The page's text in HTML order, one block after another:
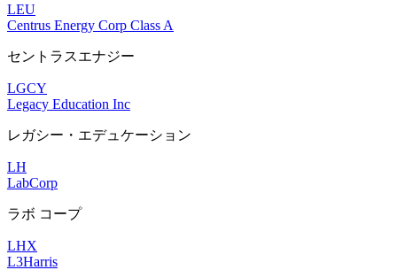
LEU
Centrus Energy Corp Class A
セントラスエナジー
LGCY
Legacy Education Inc
レガシー・エデュケーション
LH
LabCorp
ラボ コープ
LHX
L3Harris